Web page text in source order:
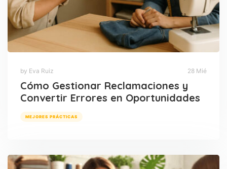
by Eva Ruiz 28 Mié
Cómo Gestionar Reclamaciones y
Convertir Errores en Oportunidades
MEJORES PRÁCTICAS